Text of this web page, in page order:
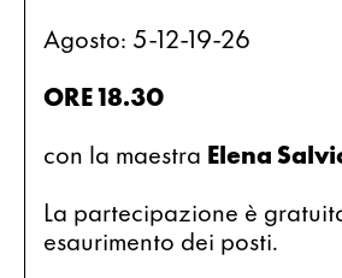
Agosto: 5-12-19-26
ORE 18.30
con la maestra Elena
La partecipazione è
esaurimento dei posti.